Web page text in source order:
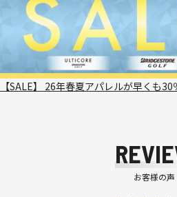
【SALE】 26年春夏アパレルが早くも
お客様の声